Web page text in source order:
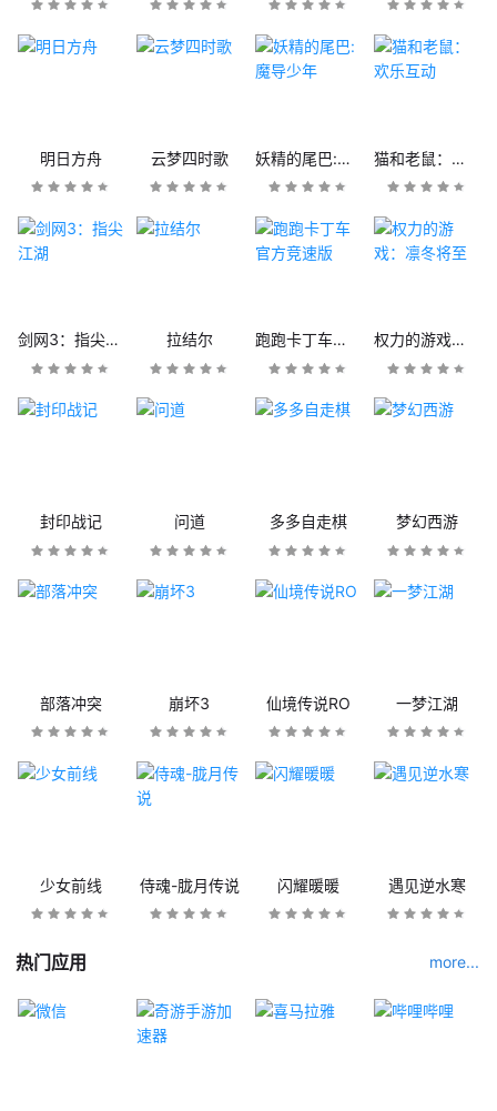
明日方舟 云梦四时歌 妖精的尾巴:魔导少年 猫和老鼠：欢乐互动
剑网3：指尖江湖 拉结尔 跑跑卡丁车官方竞速版 权力的游戏：凛冬将至
封印战记 问道 多多自走棋 梦幻西游
部落冲突 崩坏3 仙境传说RO 一梦江湖
少女前线 侍魂-胧月传说 闪耀暖暖 遇见逆水寒
热门应用 more...